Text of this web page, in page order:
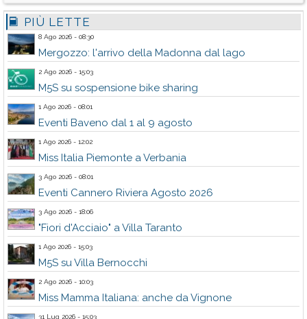
PIÙ LETTE
8 Ago 2026 - 08:30
Mergozzo: l'arrivo della Madonna dal lago
2 Ago 2026 - 15:03
M5S su sospensione bike sharing
1 Ago 2026 - 08:01
Eventi Baveno dal 1 al 9 agosto
1 Ago 2026 - 12:02
Miss Italia Piemonte a Verbania
3 Ago 2026 - 08:01
Eventi Cannero Riviera Agosto 2026
3 Ago 2026 - 18:06
"Fiori d'Acciaio" a Villa Taranto
1 Ago 2026 - 15:03
M5S su Villa Bernocchi
2 Ago 2026 - 10:03
Miss Mamma Italiana: anche da Vignone
31 Lug 2026 - 15:03